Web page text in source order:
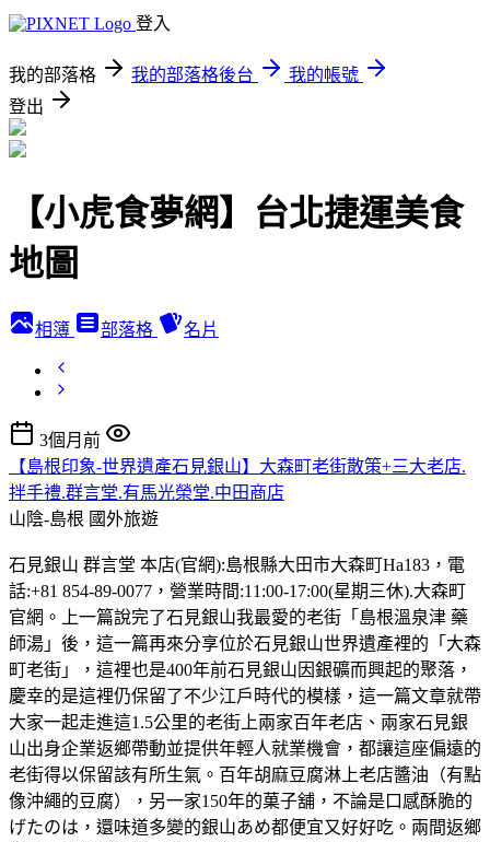
登入
我的部落格 我的部落格後台
我的帳號
登出
【小虎食夢網】台北捷運美食
地圖
相簿 部落格 名片
3個月前
【島根印象-世界遺產石見銀山】大森町老街散策+三大老店.
拌手禮.群言堂.有馬光榮堂.中田商店
山陰-島根 國外旅遊
石見銀山 群言堂 本店(官網):島根縣大田市大森町Ha183，電
話:+81 854-89-0077，營業時間:11:00-17:00(星期三休).大森町
官網。上一篇說完了石見銀山我最愛的老街「島根溫泉津 藥
師湯」後，這一篇再來分享位於石見銀山世界遺產裡的「大森
町老街」，這裡也是400年前石見銀山因銀礦而興起的聚落，
慶幸的是這裡仍保留了不少江戶時代的模樣，這一篇文章就帶
大家一起走進這1.5公里的老街上兩家百年老店、兩家石見銀
山出身企業返鄉帶動並提供年輕人就業機會，都讓這座偏遠的
老街得以保留該有所生氣。百年胡麻豆腐淋上老店醬油（有點
像沖繩的豆腐），另一家150年的菓子舖，不論是口感酥脆的
げたのは，還味道多變的銀山あめ都便宜又好好吃。兩間返鄉